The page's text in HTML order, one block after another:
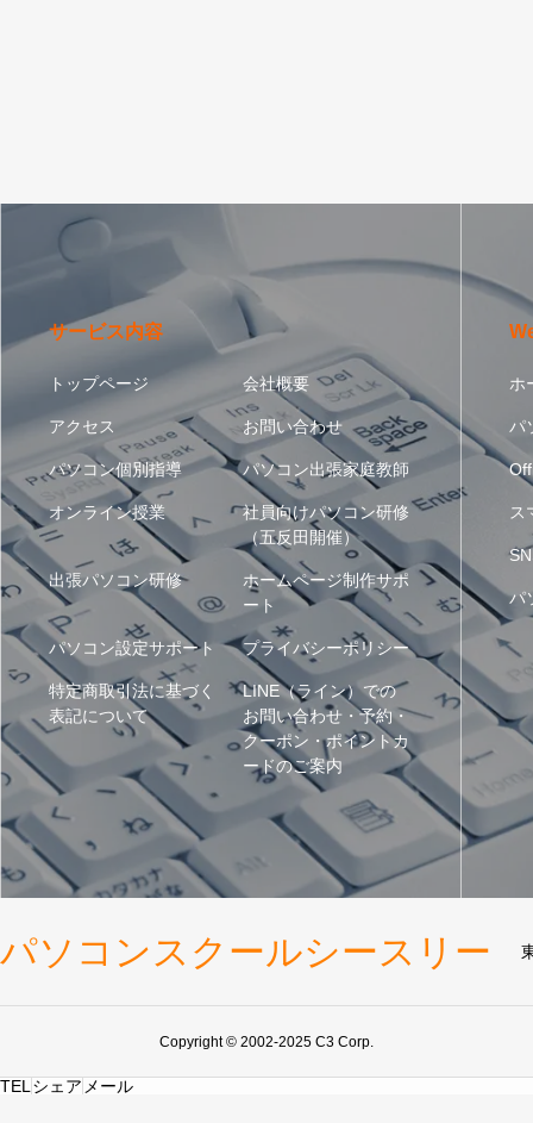
サービス内容
トップページ 会社概要
アクセス お問い合わせ
パソコン個別指導 パソコン出張家庭教師
オンライン授業
社員向けパソコン研修
（五反田開催）
出張パソコン研修
ホームページ制作サポ
ート
パソコン設定サポート プライバシーポリシー
特定商取引法に基づく
表記について
LINE（ライン）での
お問い合わせ・予約・
クーポン・ポイントカ
ードのご案内
ホ
パ
ス
パ
パソコンスクールシースリー
Copyright © 2002-2025 C3 Corp.
TEL シェア メール